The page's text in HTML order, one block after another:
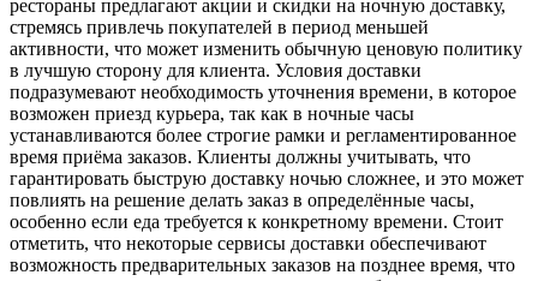
рестораны предлагают акции и скидки на ночную доставку,
стремясь привлечь покупателей в период меньшей
активности, что может изменить обычную ценовую политику
в лучшую сторону для клиента. Условия доставки
подразумевают необходимость уточнения времени, в которое
возможен приезд курьера, так как в ночные часы
устанавливаются более строгие рамки и регламентированное
время приёма заказов. Клиенты должны учитывать, что
гарантировать быструю доставку ночью сложнее, и это может
повлиять на решение делать заказ в определённые часы,
особенно если еда требуется к конкретному времени. Стоит
отметить, что некоторые сервисы доставки обеспечивают
возможность предварительных заказов на позднее время, что